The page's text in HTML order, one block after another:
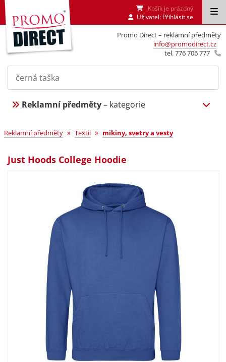
Promo Direct – reklamní předměty
info@promodirect.cz
tel. 776 706 777
Košík je prázdný
Uživatel: Přihlásit se
Reklamní předměty– kategorie
Reklamní předměty » Textil » mikiny, svetry a vesty
Just Hoods College Hoodie